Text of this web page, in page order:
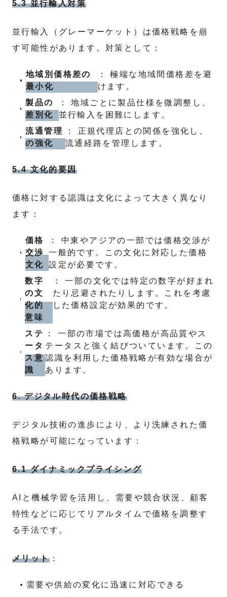
5.3 並行輸入対策
並行輸入（グレーマーケット）は価格戦略を崩
す可能性があります。対策として：
地域別価格差の
最小化
： 極端な地域間価格差を避
けます。
製品の
差別化
： 地域ごとに製品仕様を微調整し、
並行輸入を困難にします。
流通管理
の強化
： 正規代理店との関係を強化し、
流通経路を管理します。
5.4 文化的要因
価格に対する認識は文化によって大きく異なり
ます：
価格
交渉
文化
： 中東やアジアの一部では価格交渉が
一般的です。この文化に対応した価格
設定が必要です。
数字
の文
化的
意味
： 一部の文化では特定の数字が好まれ
たり忌避されたりします。これを考慮
した価格設定が効果的です。
ステ
ータ
ス意
識
： 一部の市場では高価格が高品質やス
テータスと強く結びついています。この
認識を利用した価格戦略が有効な場合が
あります。
6. デジタル時代の価格戦略
デジタル技術の進歩により、より洗練された価
格戦略が可能になっています：
6.1 ダイナミックプライシング
AIと機械学習を活用し、需要や競合状況、顧客
特性などに応じてリアルタイムで価格を調整す
る手法です。
メリット：
需要や供給の変化に迅速に対応できる